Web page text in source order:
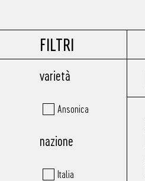
FILTRI
varietà
Ansonica
nazione
Italia